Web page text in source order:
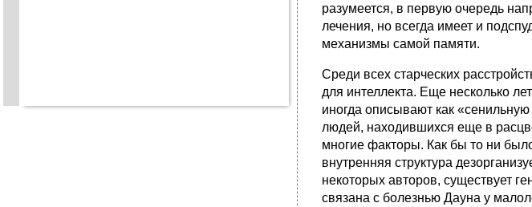
разумеется, в первую очередь
лечения, но всегда имеет и
механизмы самой памяти.
Среди всех старческих
для интеллекта. Еще несколько
иногда описывают как
людей, находившихся еще в
многие факторы. Как бы то ни
внутренняя структура
некоторых авторов, существует
связана с болезнью Дауна у